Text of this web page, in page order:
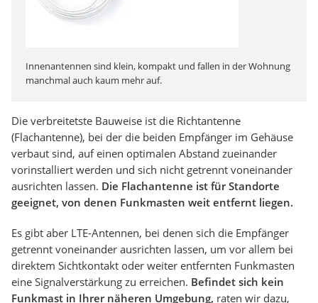
Innenantennen sind klein, kompakt und fallen in der Wohnung
manchmal auch kaum mehr auf.
Die verbreitetste Bauweise ist die Richtantenne
(Flachantenne), bei der die beiden Empfänger im Gehäuse
verbaut sind, auf einen optimalen Abstand zueinander
vorinstalliert werden und sich nicht getrennt voneinander
ausrichten lassen. Die Flachantenne ist für Standorte
geeignet, von denen Funkmasten weit entfernt liegen.
Es gibt aber LTE-Antennen, bei denen sich die Empfänger
getrennt voneinander ausrichten lassen, um vor allem bei
direktem Sichtkontakt oder weiter entfernten Funkmasten
eine Signalverstärkung zu erreichen. Befindet sich kein
Funkmast in Ihrer näheren Umgebung, raten wir dazu,